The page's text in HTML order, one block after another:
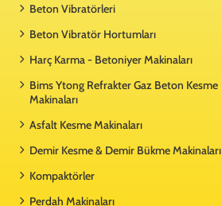
Beton Vibratörleri
Beton Vibratör Hortumları
Harç Karma - Betoniyer Makinaları
Bims Ytong Refrakter Gaz Beton Kesme
Makinaları
Asfalt Kesme Makinaları
Demir Kesme & Demir Bükme Makinaları
Kompaktörler
Perdah Makinaları